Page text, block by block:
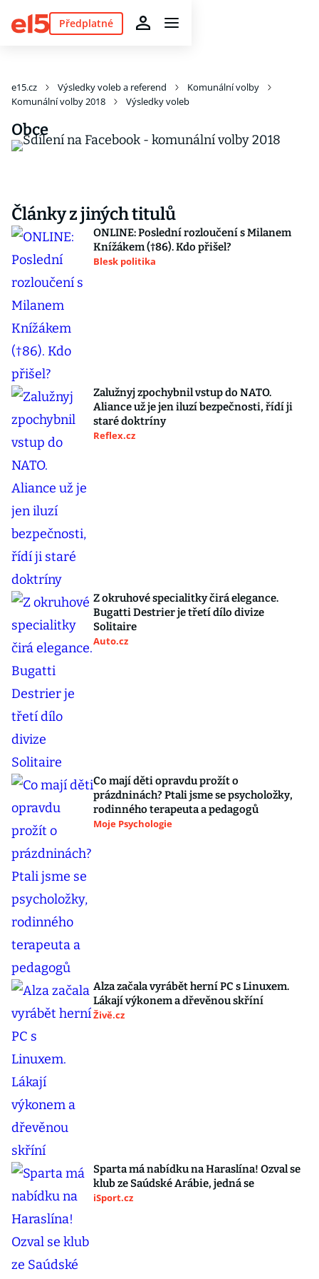
Předplatné
e15.cz Výsledky voleb a referend
Komunální volby
Komunální volby 2018
Výsledky voleb
Obce
Články z jiných titulů
ONLINE: Poslední rozloučení s Milanem
Knížákem (†86). Kdo přišel?
Blesk politika
Zalužnyj zpochybnil vstup do NATO.
Aliance už je jen iluzí bezpečnosti, řídí ji
staré doktríny
Reflex.cz
Z okruhové specialitky čirá elegance.
Bugatti Destrier je třetí dílo divize
Solitaire
Auto.cz
Co mají děti opravdu prožít o
prázdninách? Ptali jsme se psycholožky,
rodinného terapeuta a pedagogů
Moje Psychologie
Alza začala vyrábět herní PC s Linuxem.
Lákají výkonem a dřevěnou skříní
Živě.cz
Sparta má nabídku na Haraslína! Ozval se
klub ze Saúdské Arábie, jedná se
iSport.cz